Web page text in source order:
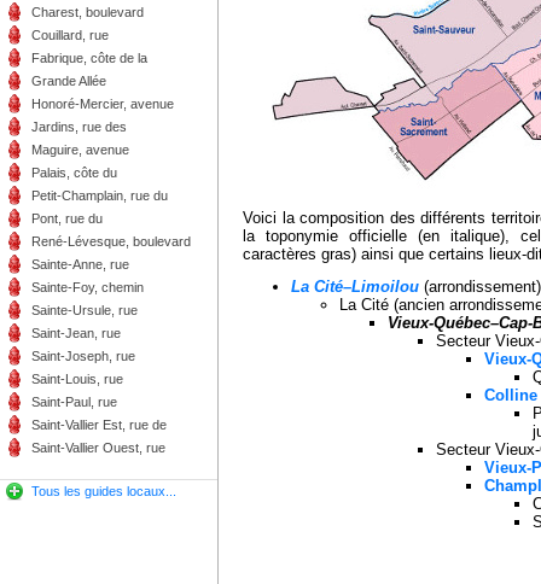
Voici la composition des différents
la toponymie officielle (en italique),
caractères gras) ainsi que certains lieux-
La Cité–Limoilou (arrondissement)
La Cité (ancien
Vieux-
Secteur
Vieux-
Colline
Secteur
Vieux-
Charest, boulevard
Couillard, rue
Fabrique, côte de la
Grande Allée
Honoré-Mercier, avenue
Jardins, rue des
Maguire, avenue
Palais, côte du
Petit-Champlain, rue du
Pont, rue du
René-Lévesque, boulevard
Sainte-Anne, rue
Sainte-Foy, chemin
Sainte-Ursule, rue
Saint-Jean, rue
Saint-Joseph, rue
Saint-Louis, rue
Saint-Paul, rue
Saint-Vallier Est, rue de
Saint-Vallier Ouest, rue
Tous les guides locaux...